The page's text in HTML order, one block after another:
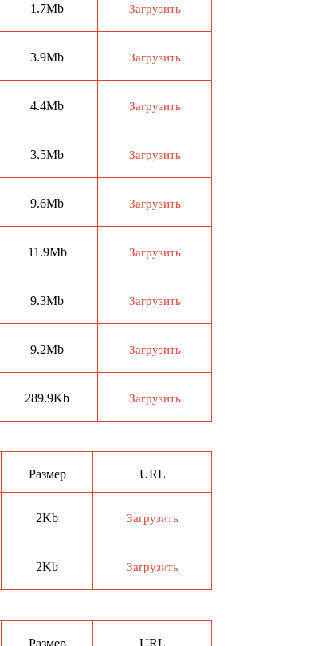
1.7Mb Загрузить
3.9Mb Загрузить
4.4Mb Загрузить
3.5Mb Загрузить
9.6Mb Загрузить
11.9Mb Загрузить
9.3Mb Загрузить
9.2Mb Загрузить
289.9Kb Загрузить
Размер URL
2Kb Загрузить
2Kb Загрузить
Размер URL